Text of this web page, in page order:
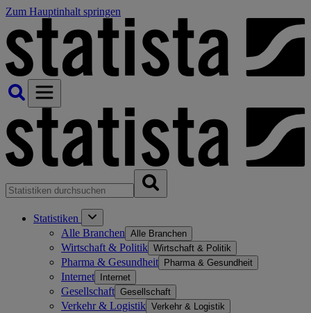
Zum Hauptinhalt springen
Statistiken
Alle Branchen Alle Branchen
Wirtschaft & Politik Wirtschaft & Politik
Pharma & Gesundheit Pharma & Gesundheit
Internet Internet
Gesellschaft Gesellschaft
Verkehr & Logistik Verkehr & Logistik